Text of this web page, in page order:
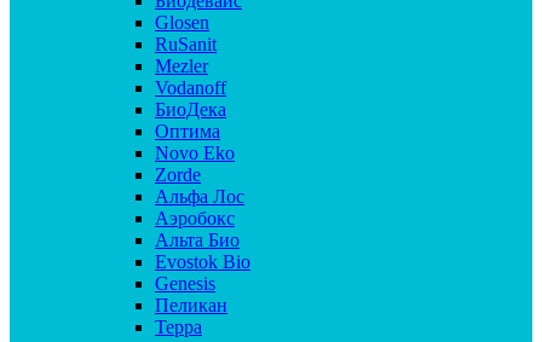
Glosen
RuSanit
Mezler
Vodanoff
БиоДека
Оптима
Novo Eko
Zorde
Альфа Лос
Аэробокс
Альта Био
Evostok Bio
Genesis
Пеликан
Терра